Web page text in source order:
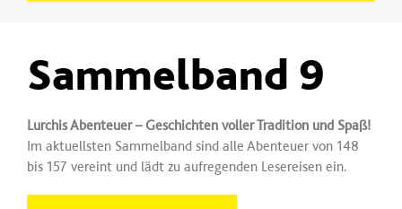
Sammelband 9
Lurchis Abenteuer – Geschichten voller Tradition und Spaß!
Im aktuellsten Sammelband sind alle Abenteuer von 148
bis 157 vereint und lädt zu aufregenden Lesereisen ein.